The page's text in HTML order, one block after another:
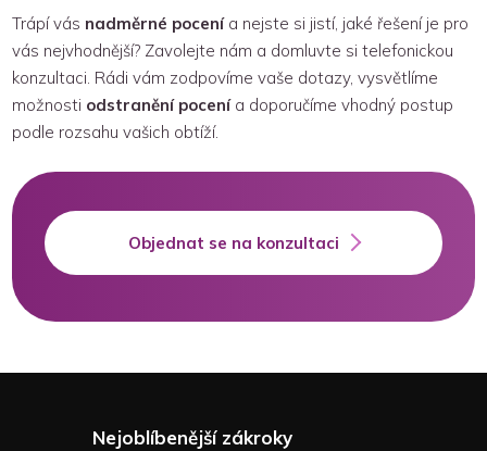
Trápí vás nadměrné pocení a nejste si jistí, jaké řešení je pro
vás nejvhodnější? Zavolejte nám a domluvte si telefonickou
konzultaci. Rádi vám zodpovíme vaše dotazy, vysvětlíme
možnosti odstranění pocení a doporučíme vhodný postup
podle rozsahu vašich obtíží.
Objednat se na konzultaci
Nejoblíbenější zákroky